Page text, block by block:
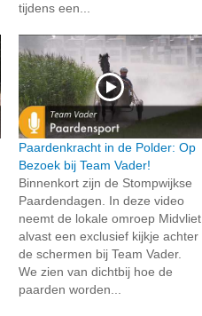
tijdens een...
Paardenkracht in de Polder: Op
Bezoek bij Team Vader!
Binnenkort zijn de Stompwijkse
Paardendagen. In deze video
neemt de lokale omroep Midvliet
alvast een exclusief kijkje achter
de schermen bij Team Vader.
We zien van dichtbij hoe de
paarden worden...